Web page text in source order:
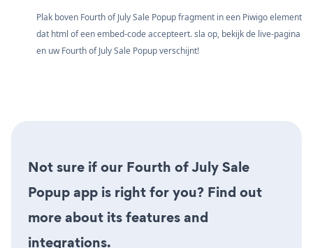
Plak boven Fourth of July Sale Popup fragment in een Piwigo element
dat html of een embed-code accepteert. sla op, bekijk de live-pagina
en uw Fourth of July Sale Popup verschijnt!
Not sure if our Fourth of July Sale
Popup app is right for you? Find out
more about its features and
integrations.